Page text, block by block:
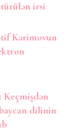
irsi
Kərimovun
Keçmişdən
dilinin